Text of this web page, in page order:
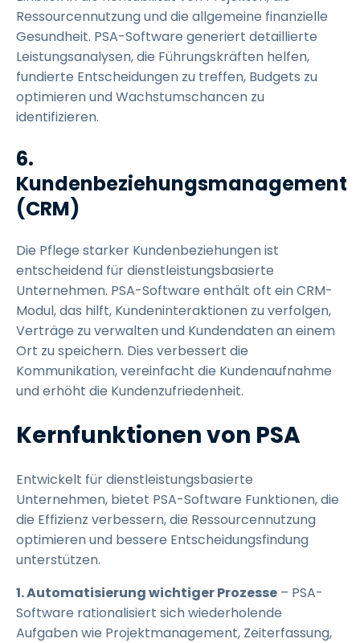
Ressourcennutzung und die allgemeine finanzielle
Gesundheit. PSA-Software generiert detaillierte
Leistungsanalysen, die Führungskräften helfen,
fundierte Entscheidungen zu treffen, Budgets zu
optimieren und Wachstumschancen zu
identifizieren.
6.
Kundenbeziehungsmanagement
(CRM)
Die Pflege starker Kundenbeziehungen ist
entscheidend für dienstleistungsbasierte
Unternehmen. PSA-Software enthält oft ein CRM-
Modul, das hilft, Kundeninteraktionen zu verfolgen,
Verträge zu verwalten und Kundendaten an einem
Ort zu speichern. Dies verbessert die
Kommunikation, vereinfacht die Kundenaufnahme
und erhöht die Kundenzufriedenheit.
Kernfunktionen von PSA
Entwickelt für dienstleistungsbasierte
Unternehmen, bietet PSA-Software Funktionen, die
die Effizienz verbessern, die Ressourcennutzung
optimieren und bessere Entscheidungsfindung
unterstützen.
1. Automatisierung wichtiger Prozesse – PSA-
Software rationalisiert sich wiederholende
Aufgaben wie Projektmanagement, Zeiterfassung,